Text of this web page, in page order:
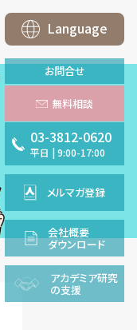
Language
お問合せ
無料相談
03-3812-0620
平日 |9:00-17:00
メルマガ登録
会社概要
ダウンロード
アカデミア研究
の支援